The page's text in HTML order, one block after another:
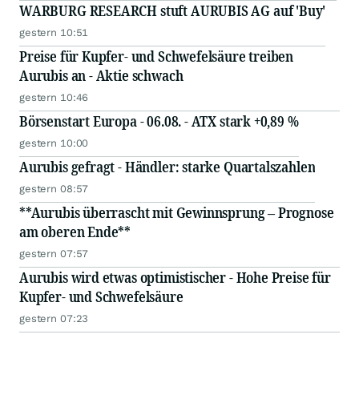
WARBURG RESEARCH stuft AURUBIS AG auf 'Buy'
gestern 10:51
Preise für Kupfer- und Schwefelsäure treiben
Aurubis an - Aktie schwach
gestern 10:46
Börsenstart Europa - 06.08. - ATX stark +0,89 %
gestern 10:00
Aurubis gefragt - Händler: starke Quartalszahlen
gestern 08:57
**Aurubis überrascht mit Gewinnsprung – Prognose
am oberen Ende**
gestern 07:57
Aurubis wird etwas optimistischer - Hohe Preise für
Kupfer- und Schwefelsäure
gestern 07:23